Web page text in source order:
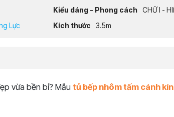
Kiểu dáng - Phong cách CHỮ I -
Lực Kích thước 3.5m
vừa bền bỉ? Mẫu tủ bếp nhôm tấm cánh